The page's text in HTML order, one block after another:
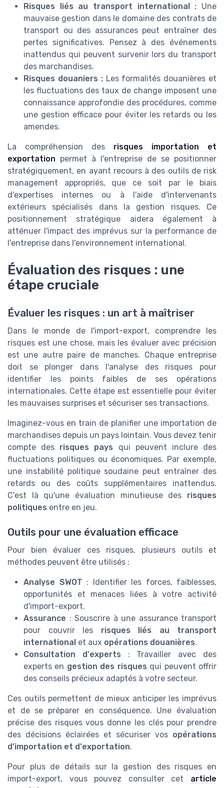
Risques liés au transport international : Une
mauvaise gestion dans le domaine des contrats de
transport ou des assurances peut entraîner des
pertes significatives. Pensez à des événements
inattendus qui peuvent survenir lors du transport
des marchandises.
Risques douaniers :Les formalités douanières et
les fluctuations des taux de change imposent une
connaissance approfondie des procédures, comme
une gestion efficace pour éviter les retards ou les
amendes.
La compréhension des risques importation et
exportation permet à l'entreprise de se positionner
stratégiquement, en ayant recours à des outils de risk
management appropriés, que ce soit par le biais
d'expertises internes ou à l'aide d'intervenants
extérieurs spécialisés dans la gestion risques. Ce
positionnement stratégique aidera également à
atténuer l'impact des imprévus sur la performance de
l'entreprise dans l'environnement international.
Évaluation des risques : une
étape cruciale
Évaluer les risques : un art à maîtriser
Dans le monde de l'import-export, comprendre les
risques est une chose, mais les évaluer avec précision
est une autre paire de manches. Chaque entreprise
doit se plonger dans l'analyse des risques pour
identifier les points faibles de ses opérations
internationales. Cette étape est essentielle pour éviter
les mauvaises surprises et sécuriser ses transactions.
Imaginez-vous en train de planifier une importation de
marchandises depuis un pays lointain. Vous devez tenir
compte des risques pays qui peuvent inclure des
fluctuations politiques ou économiques. Par exemple,
une instabilité politique soudaine peut entraîner des
retards ou des coûts supplémentaires inattendus.
C'est là qu'une évaluation minutieuse des risques
politiques entre en jeu.
Outils pour une évaluation efficace
Pour bien évaluer ces risques, plusieurs outils et
méthodes peuvent être utilisés :
Analyse SWOT : Identifier les forces, faiblesses,
opportunités et menaces liées à votre activité
d'import-export.
Assurance : Souscrire à une assurance transport
pour couvrir les risques liés au transport
international et aux opérations douanières.
Consultation d'experts : Travailler avec des
experts en gestion des risques qui peuvent offrir
des conseils précieux adaptés à votre secteur.
Ces outils permettent de mieux anticiper les imprévus
et de se préparer en conséquence. Une évaluation
précise des risques vous donne les clés pour prendre
des décisions éclairées et sécuriser vos opérations
d'importation et d'exportation.
Pour plus de détails sur la gestion des risques en
import-export, vous pouvez consulter cet article